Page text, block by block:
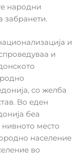
народни
забранети.
и
и
со желба
Во еден
беа
место
население
во